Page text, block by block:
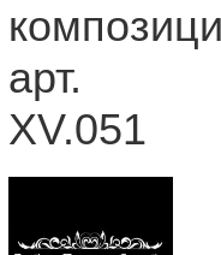
арт.
XV.051